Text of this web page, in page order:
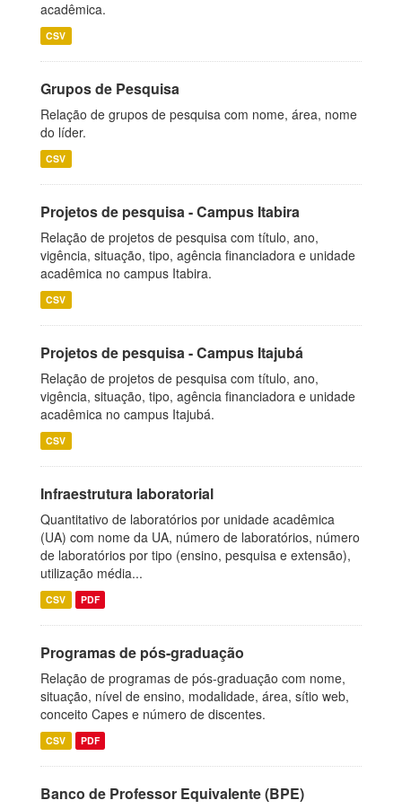
acadêmica.
CSV
Grupos de Pesquisa
Relação de grupos de pesquisa com nome, área, nome
do líder.
CSV
Projetos de pesquisa - Campus Itabira
Relação de projetos de pesquisa com título, ano,
vigência, situação, tipo, agência financiadora e unidade
acadêmica no campus Itabira.
CSV
Projetos de pesquisa - Campus Itajubá
Relação de projetos de pesquisa com título, ano,
vigência, situação, tipo, agência financiadora e unidade
acadêmica no campus Itajubá.
CSV
Infraestrutura laboratorial
Quantitativo de laboratórios por unidade acadêmica
(UA) com nome da UA, número de laboratórios, número
de laboratórios por tipo (ensino, pesquisa e extensão),
utilização média...
CSV PDF
Programas de pós-graduação
Relação de programas de pós-graduação com nome,
situação, nível de ensino, modalidade, área, sítio web,
conceito Capes e número de discentes.
CSV PDF
Banco de Professor Equivalente (BPE)